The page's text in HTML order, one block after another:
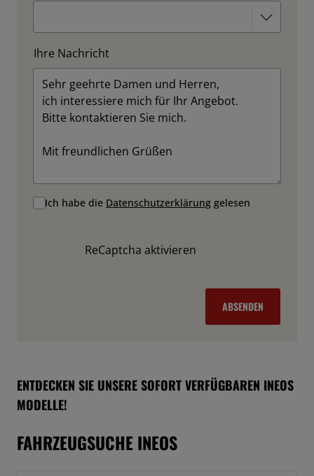
Ihre Nachricht
Ich habe die Datenschutzerklärung gelesen
ReCaptcha aktivieren
ABSENDEN
ENTDECKEN SIE UNSERE SOFORT VERFÜGBAREN INEOS
MODELLE!
FAHRZEUGSUCHE INEOS